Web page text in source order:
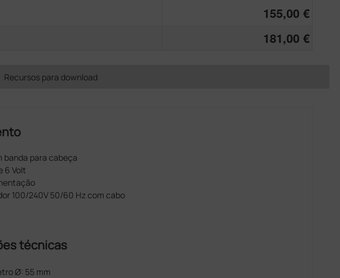
155,00 €
181,00 €
Recursos para download
banda para cabeça
6 Volt
100/240V 50/60 Hz com cabo
técnicas
Ø: 55 mm